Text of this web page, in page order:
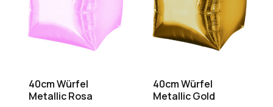
40cm Würfel
Metallic Rosa
40cm Würfel
Metallic Gold